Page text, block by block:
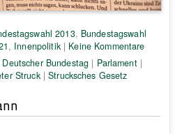
2013, Bundestagswahl
, Innenpolitik| Keine Kommentare
Deutscher Bundestag | Parlament|
Struck|Strucksches Gesetz